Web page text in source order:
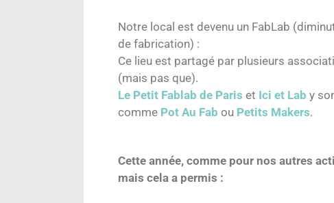
Notre local est devenu un FabLab
de fabrication) :
Ce lieu est partagé par plusieurs
(mais pas que).
Le Petit Fablab de Paris et Ici et Lab y
comme Pot Au Fab ou Petits Makers.
Cette année, comme pour nos autres
mais cela a permis :